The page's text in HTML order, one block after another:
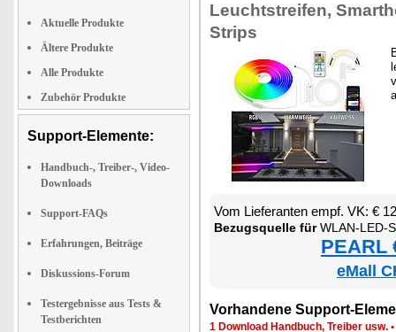
Aktuelle Produkte
Ältere Produkte
Alle Produkte
Zubehör Produkte
Support-Elemente:
Handbuch-, Treiber-, Video-
Downloads
Support-FAQs
Erfahrungen, Beiträge
Diskussions-Forum
Testergebnisse aus Tests &
Testberichten
Leucht­strei­fen,
Strips
Vom Lie­fe­ran­ten empf. VK: €
Be­zugs­quel­le fürWLAN-LED-
PEARL
eMall
Vor­han­de­ne Sup­port-
1 Down­load Hand­buch, Trei­ber usw. •